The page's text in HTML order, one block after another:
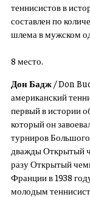
теннисистов в
составлен по
шлема в мужском
8 место.
Дон Бадж / Don
американский
первый в истории
который он
турниров
дважды Открытый
разу Открытый
Франции в 1938
молодым